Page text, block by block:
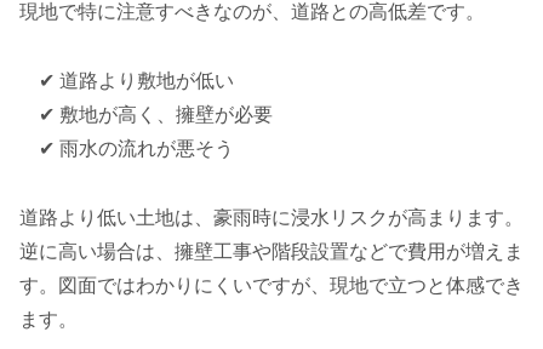
現地で特に注意すべきなのが、道路との高低差です。
✔ 道路より敷地が低い
✔ 敷地が高く、擁壁が必要
✔ 雨水の流れが悪そう
道路より低い土地は、豪雨時に浸水リスクが高まります。
逆に高い場合は、擁壁工事や階段設置などで費用が増えま
す。図面ではわかりにくいですが、現地で立つと体感でき
ます。